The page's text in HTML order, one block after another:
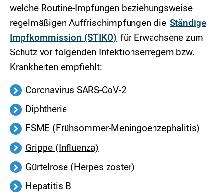
welche Routine-Impfungen beziehungsweise
regelmäßigen Auffrischimpfungen die Ständige
Impfkommission (STIKO) für Erwachsene zum
Schutz vor folgenden Infektionserregern bzw.
Krankheiten empfiehlt:
Coronavirus SARS-CoV-2
Diphtherie
FSME (Frühsommer-Meningoenzephalitis)
Grippe (Influenza)
Gürtelrose (Herpes zoster)
Hepatitis B